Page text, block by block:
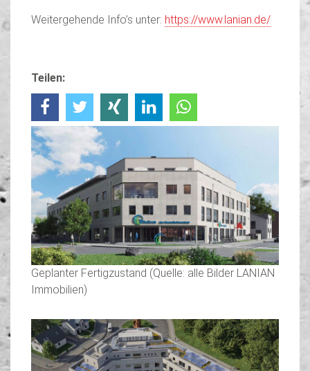
Weitergehende Info’s unter: https://www.lanian.de/
Teilen:
Geplanter Fertigzustand (Quelle: alle Bilder LANIAN
Immobilien)